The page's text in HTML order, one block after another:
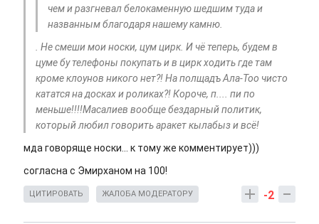
чем и разгневал белокаменную шедшим туда и
названным благодаря нашему камню.
. Не смеши мои носки, цум цирк. И чё теперь, будем в
цуме бу телефоны покупать и в цирк ходить где там
кроме клоунов никого нет?! На полщадъ Ала-Тоо чисто
кататся на досках и роликах?! Короче, п.... пи по
меньше!!!!Масалиев вообще бездарный политик,
который любил говорить аракет кылабыз и всё!
мда говоряще носки... к тому же комментирует)))
согласна с Эмирханом на 100!
-2
ЦИТИРОВАТЬ ЖАЛОБА МОДЕРАТОРУ